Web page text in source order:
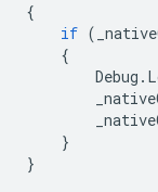
{
if (
{
Debug .
}
}